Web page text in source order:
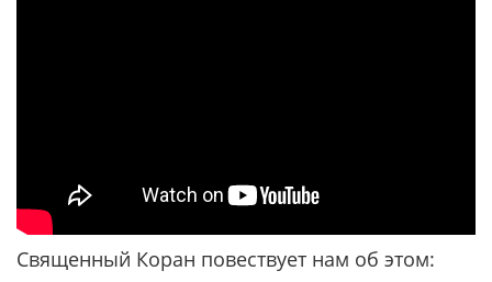
Священный Коран повествует нам об этом: